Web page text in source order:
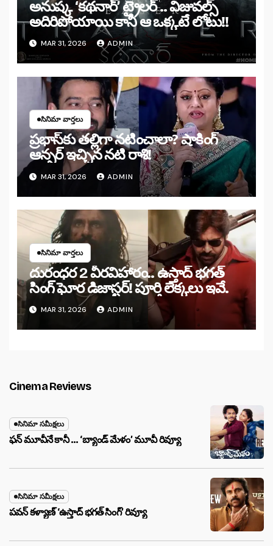
అనుష్క ‘కథనార్’ ట్రైలర్ .. విజువల్స్
అదిరిపోయాయి కానీ ఆ ఒక్కటే లోటు!!
MAR 31, 2026 ADMIN
సినిమా వార్తలు
ప్రభాస్‌కు తల్లిగా నటించాలా? షాకింగ్
ఆన్సర్ ఇచ్చిన నటి రాశి!
MAR 31, 2026 ADMIN
సినిమా వార్తలు
దురంధర 2 వీరవిహారం.. ఉస్తాద్ భగత్
సింగ్ ఘోర డిజాస్టర్! పూర్తి లెక్కలు ఇవే.
MAR 31, 2026 ADMIN
Cinema Reviews
సినిమా సమీక్షలు
ఫన్ మూవీనే కానీ … ‘బ్యాండ్‌ మేళం’ మూవీ రివ్యూ
సినిమా సమీక్షలు
పవన్ కళ్యాణ్ ‘ఉస్తాద్ భ‌గ‌త్ సింగ్’ రివ్యూ